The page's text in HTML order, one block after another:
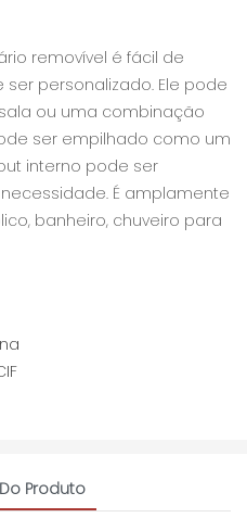
removível é fácil de
personalizado. Ele pode
ou uma combinação
ser empilhado como um
interno pode ser
É amplamente
banheiro, chuveiro para
Produto